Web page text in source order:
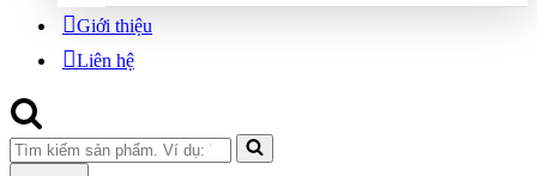
Giới thiệu
Liên hệ
Search
for...